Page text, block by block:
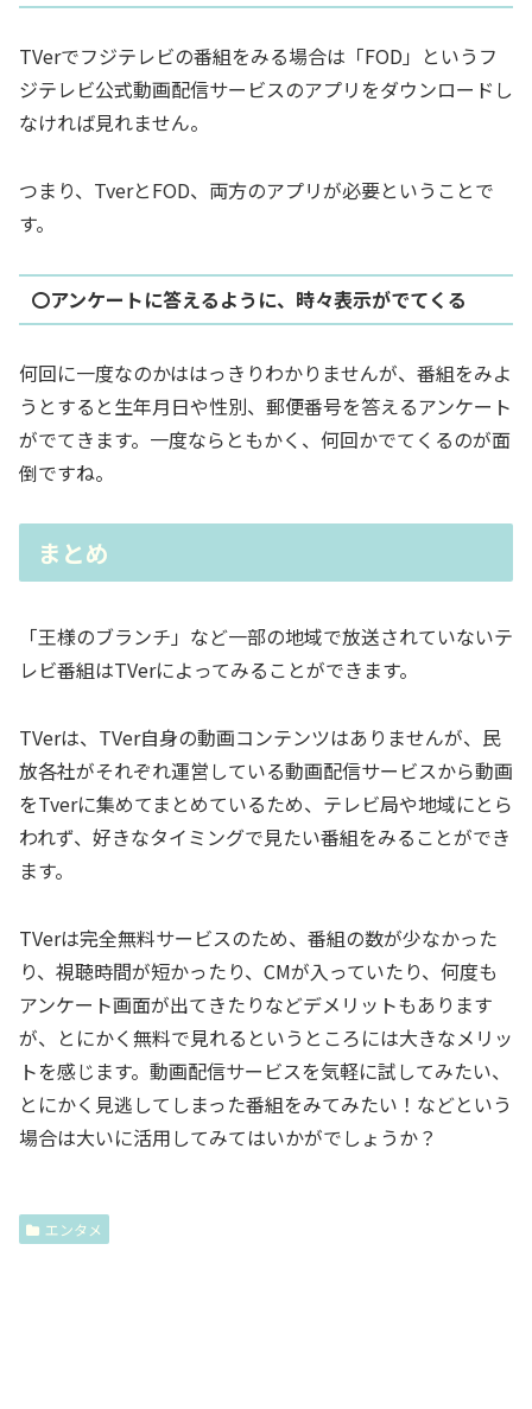
TVerでフジテレビの番組をみる場合は「FOD」というフ
ジテレビ公式動画配信サービスのアプリをダウンロードし
なければ見れません。
つまり、TverとFOD、両方のアプリが必要ということで
す。
〇アンケートに答えるように、時々表示がでてくる
何回に一度なのかははっきりわかりませんが、番組をみよ
うとすると生年月日や性別、郵便番号を答えるアンケート
がでてきます。一度ならともかく、何回かでてくるのが面
倒ですね。
まとめ
「王様のブランチ」など一部の地域で放送されていないテ
レビ番組はTVerによってみることができます。
TVerは、TVer自身の動画コンテンツはありませんが、民
放各社がそれぞれ運営している動画配信サービスから動画
をTverに集めてまとめているため、テレビ局や地域にとら
われず、好きなタイミングで見たい番組をみることができ
ます。
TVerは完全無料サービスのため、番組の数が少なかった
り、視聴時間が短かったり、CMが入っていたり、何度も
アンケート画面が出てきたりなどデメリットもあります
が、とにかく無料で見れるというところには大きなメリッ
トを感じます。動画配信サービスを気軽に試してみたい、
とにかく見逃してしまった番組をみてみたい！などという
場合は大いに活用してみてはいかがでしょうか？
エンタメ